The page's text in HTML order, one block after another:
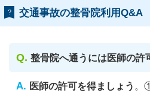
? 交通事故の整骨院利用Q&A
整骨院へ通うには医師の許
医師の許可を得ましょう 。